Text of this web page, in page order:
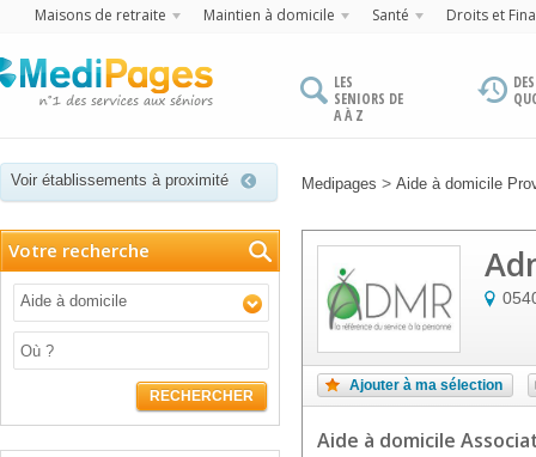
Maisons de retraite Maintien à domicile Santé Droits et
LES
SENIORS DE
A À Z
Voir établissements à proximité Medipages > Aide à domicile
Votre recherche
Aide à domicile
RECHERCHER
Ajouter à ma sélection
Aide à domicile